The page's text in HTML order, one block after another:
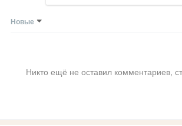
Новые
Никто ещё не оставил комментариев,